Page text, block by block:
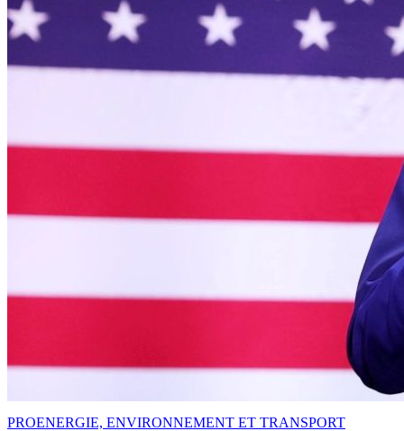
PROENERGIE, ENVIRONNEMENT ET TRANSPORT